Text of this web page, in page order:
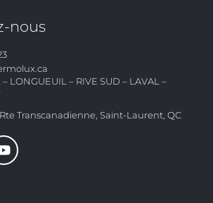
nous
LONGUEUIL – RIVE SUD – LAVAL –
Transcanadienne, Saint-Laurent, QC